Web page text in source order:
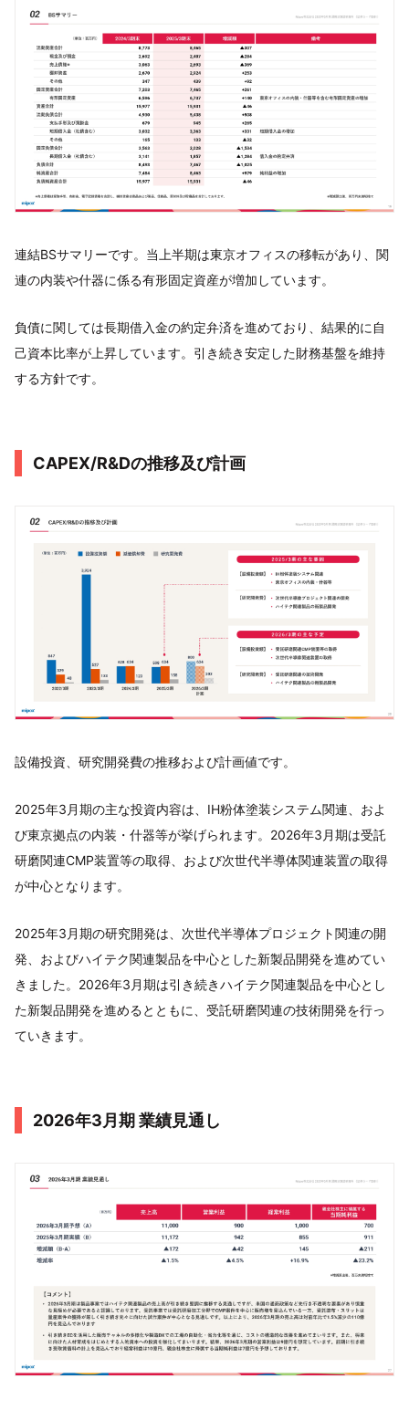
連結BSサマリーです。当上半期は東京オフィスの移転があり、関
連の内装や什器に係る有形固定資産が増加しています。
負債に関しては長期借入金の約定弁済を進めており、結果的に自
己資本比率が上昇しています。引き続き安定した財務基盤を維持
する方針です。
CAPEX/R&Dの推移及び計画
設備投資、研究開発費の推移および計画値です。
2025年3月期の主な投資内容は、IH粉体塗装システム関連、およ
び東京拠点の内装・什器等が挙げられます。2026年3月期は受託
研磨関連CMP装置等の取得、および次世代半導体関連装置の取得
が中心となります。
2025年3月期の研究開発は、次世代半導体プロジェクト関連の開
発、およびハイテク関連製品を中心とした新製品開発を進めてい
きました。2026年3月期は引き続きハイテク関連製品を中心とし
た新製品開発を進めるとともに、受託研磨関連の技術開発を行っ
ていきます。
2026年3月期 業績見通し